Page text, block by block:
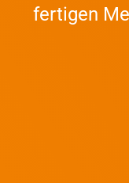
fertigen